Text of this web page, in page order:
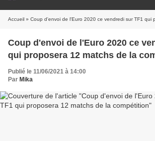
Accueil » Coup d'envoi de l'Euro 2020 ce vendredi sur TF1 qui proposera
Coup d'envoi de l'Euro 2020 ce
qui proposera 12 matchs de la
Publié le 11/06/2021 à 14:00
Par Mika